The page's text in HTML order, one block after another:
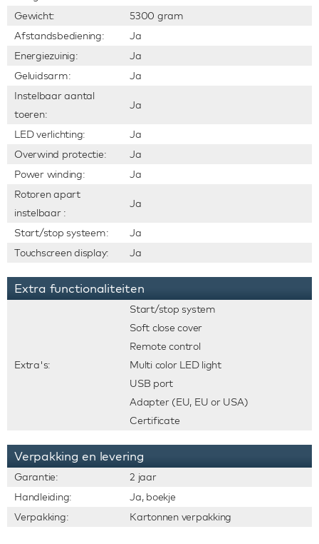
Gewicht:
5300 gram
Afstandsbediening:
Ja
Energiezuinig:
Ja
Geluidsarm:
Ja
Instelbaar aantal
toeren:
Ja
LED verlichting:
Ja
Overwind protectie:
Ja
Power winding:
Ja
Rotoren apart
instelbaar :
Ja
Start/stop systeem:
Ja
Touchscreen display:
Ja
Extra functionaliteiten
Extra's:
Start/stop system
Soft close cover
Remote control
Multi color LED light
USB port
Adapter (EU, EU or USA)
Certificate
Verpakking en levering
Garantie:
2 jaar
Handleiding:
Ja, boekje
Verpakking:
Kartonnen verpakking